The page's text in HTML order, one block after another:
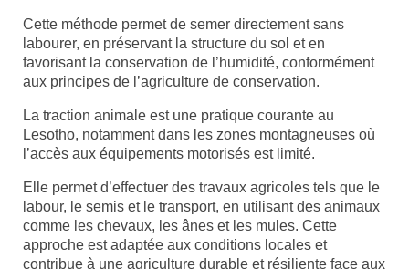
Cette méthode permet de semer directement sans
labourer, en préservant la structure du sol et en
favorisant la conservation de l’humidité, conformément
aux principes de l’agriculture de conservation.
La traction animale est une pratique courante au
Lesotho, notamment dans les zones montagneuses où
l’accès aux équipements motorisés est limité.
Elle permet d’effectuer des travaux agricoles tels que le
labour, le semis et le transport, en utilisant des animaux
comme les chevaux, les ânes et les mules. Cette
approche est adaptée aux conditions locales et
contribue à une agriculture durable et résiliente face aux